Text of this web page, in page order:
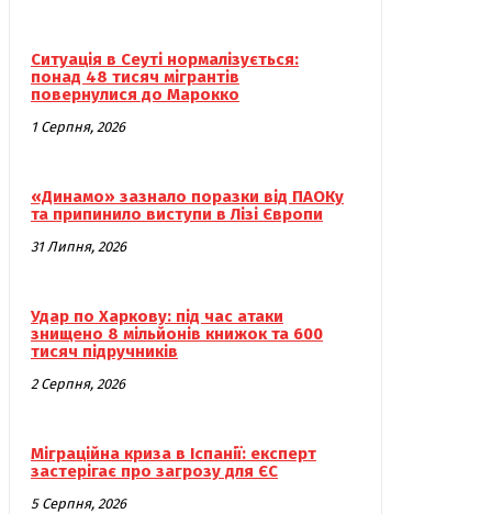
Ситуація в Сеуті нормалізується:
понад 48 тисяч мігрантів
повернулися до Марокко
1 Серпня, 2026
«Динамо» зазнало поразки від ПАОКу
та припинило виступи в Лізі Європи
31 Липня, 2026
Удар по Харкову: під час атаки
знищено 8 мільйонів книжок та 600
тисяч підручників
2 Серпня, 2026
Міграційна криза в Іспанії: експерт
застерігає про загрозу для ЄС
5 Серпня, 2026